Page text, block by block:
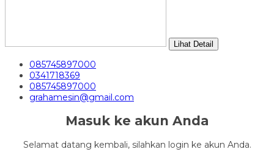
Lihat Detail
085745897000
0341718369
085745897000
grahamesin@gmail.com
Masuk ke akun Anda
Selamat datang kembali, silahkan login ke akun Anda.